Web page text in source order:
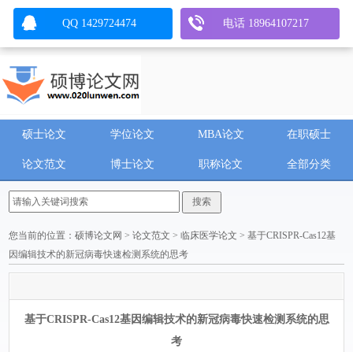
硕士论文 学位论文 MBA论文 在职硕士
论文范文 博士论文 职称论文 全部分类
您当前的位置：硕博论文网 >论文范文 >临床医学论文 > 基于CRISPR-Cas12基
因编辑技术的新冠病毒快速检测系统的思考
基于CRISPR-Cas12基因编辑技术的新冠病毒快速检测系统的思
考
QQ 1429724474 电话 18964107217